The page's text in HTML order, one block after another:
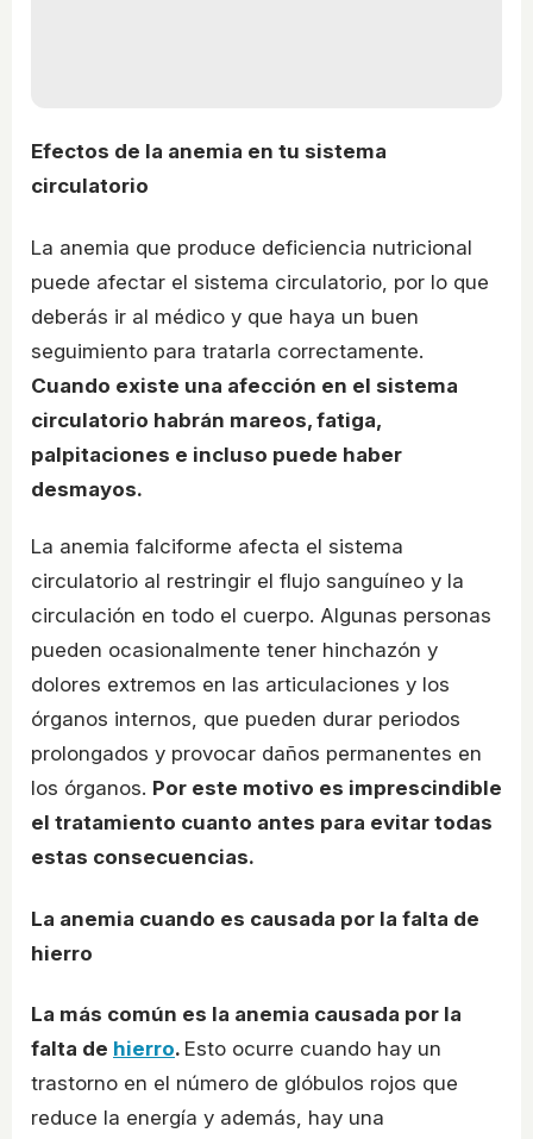
Efectos de la anemia en tu sistema
circulatorio
La anemia que produce deficiencia nutricional
puede afectar el sistema circulatorio, por lo que
deberás ir al médico y que haya un buen
seguimiento para tratarla correctamente.
Cuando existe una afección en el sistema
circulatorio habrán mareos, fatiga,
palpitaciones e incluso puede haber
desmayos.
La anemia falciforme afecta el sistema
circulatorio al restringir el flujo sanguíneo y la
circulación en todo el cuerpo. Algunas personas
pueden ocasionalmente tener hinchazón y
dolores extremos en las articulaciones y los
órganos internos, que pueden durar periodos
prolongados y provocar daños permanentes en
los órganos. Por este motivo es imprescindible
el tratamiento cuanto antes para evitar todas
estas consecuencias.
La anemia cuando es causada por la falta de
hierro
La más común es la anemia causada por la
falta de hierro. Esto ocurre cuando hay un
trastorno en el número de glóbulos rojos que
reduce la energía y además, hay una